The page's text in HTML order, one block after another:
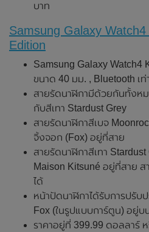
บาท
Samsung Galaxy
Edition
Samsung Galaxy Watch4
ขนาด 40 มม. , Bluetooth เท่
สายรัดนาฬิกามีด้วยกันทั้งห
กับสีเทา Stardust Grey
สายรัดนาฬิกาสีเบจ
จิ้งจอก (Fox) อยู่ที่สาย
สายรัดนาฬิกาสีเทา
Maison Kitsuné อยู่ที่สาย
ได้
หน้าปัดนาฬิกาได้รับการปรับ
Fox (ในรูปแบบการ์ตูน) อยู่บ
ราคาอยู่ที่ 399.99 ดอลลาร์